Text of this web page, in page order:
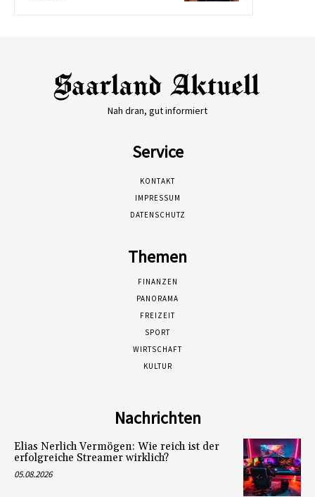
Nah dran, gut informiert
Service
KONTAKT
IMPRESSUM
DATENSCHUTZ
Themen
FINANZEN
PANORAMA
FREIZEIT
SPORT
WIRTSCHAFT
KULTUR
Nachrichten
Elias Nerlich Vermögen: Wie reich ist der
erfolgreiche Streamer wirklich?
05.08.2026